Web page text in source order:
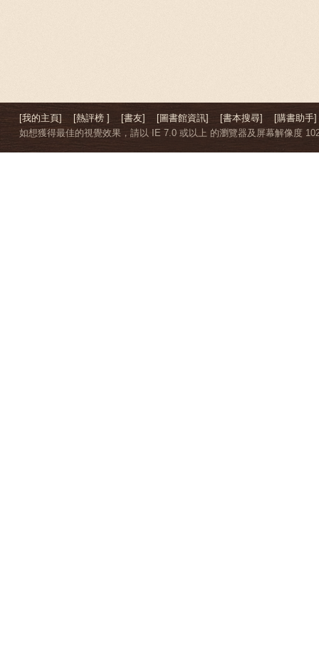
[我的主頁] [熱評榜 ] [書友] [圖書館資訊] [書本搜尋]
[購書助手]
如想獲得最佳的視覺效果，請以 IE 7.0 或以上 的瀏覽器及屏幕解像度